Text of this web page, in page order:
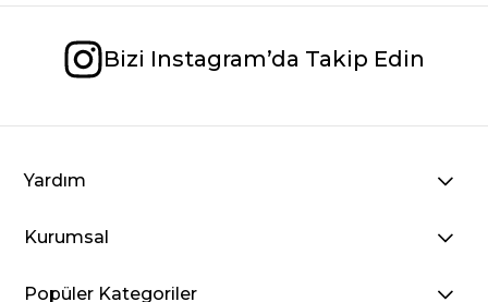
Bizi Instagram’da Takip Edin
Yardım
Kurumsal
Popüler Kategoriler